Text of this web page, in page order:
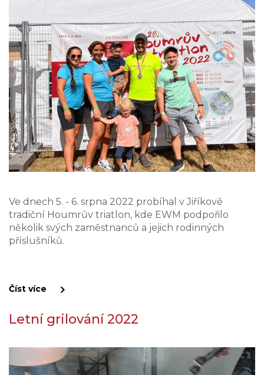
Ve dnech 5. - 6. srpna 2022 probíhal v Jiříkově
tradiční Houmrův triatlon, kde EWM podpořilo
několik svých zaměstnanců a jejich rodinných
příslušníků.
Číst více
Letní grilování 2022